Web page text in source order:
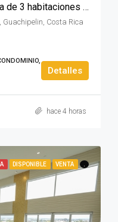
Penthouse con Línea Blanca de 3 habitaciones en Escazú
Guachipelin, Costa Rica
Detalles
hace 4 horas
DISPONIBLE VENTA